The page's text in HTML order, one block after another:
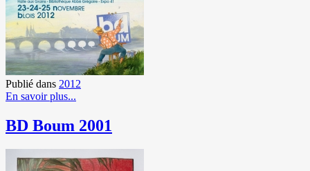
Publié dans 2012
En savoir plus...
BD Boum 2001